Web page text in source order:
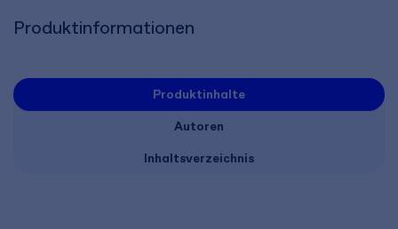
Produktinformationen
Produktinhalte
Autoren
Inhaltsverzeichnis